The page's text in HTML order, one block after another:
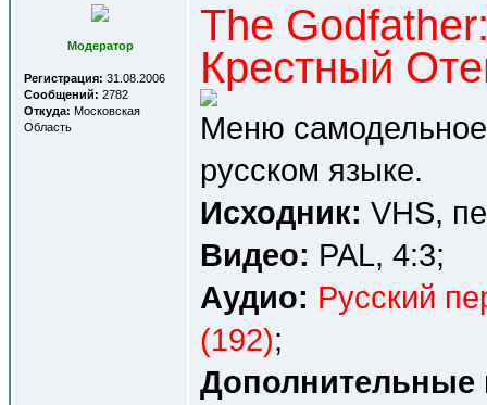
Модератор
Регистрация: 31.08.2006
Сообщений: 2782
Откуда: Московская
Область
The
Крестный
Меню
русском языке.
Исходник: VHS,
Видео: PAL, 4:3;
Аудио: Русский
(192);
Дополнительные